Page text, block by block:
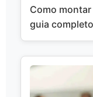
Como
guia completo